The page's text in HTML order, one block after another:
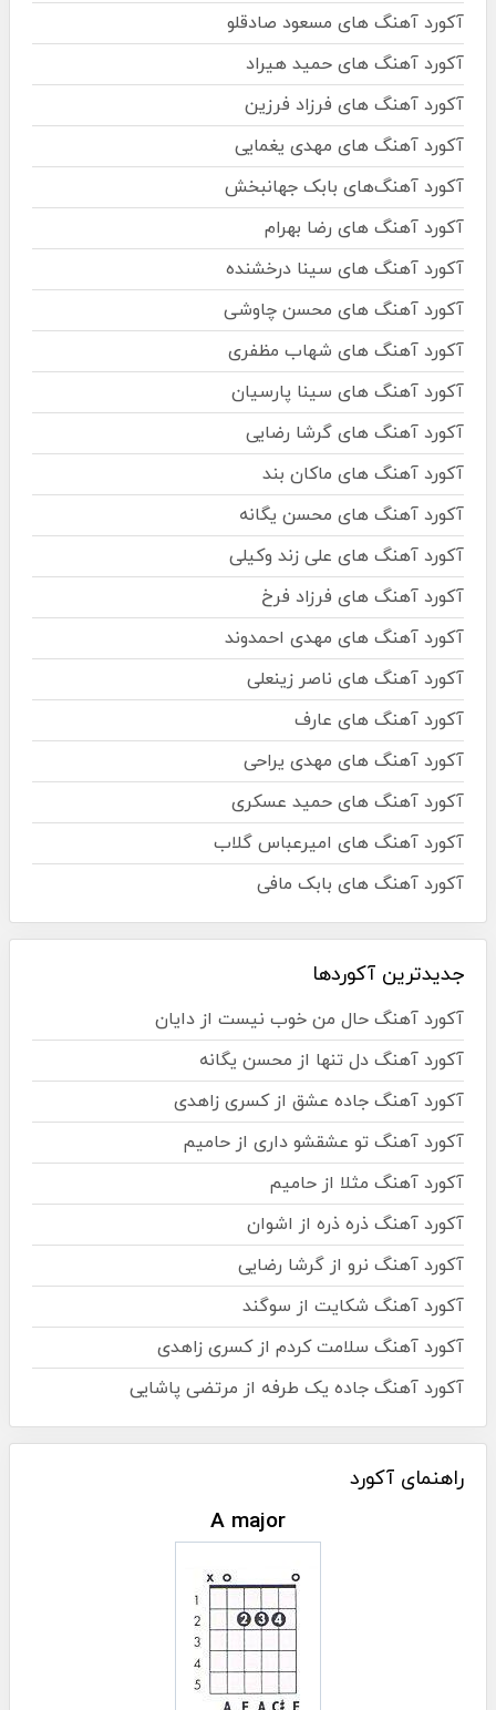
آکورد آهنگ های مسعود صادقلو
آکورد آهنگ های حمید هیراد
آکورد آهنگ های فرزاد فرزین
آکورد آهنگ های مهدی یغمایی
آکورد آهنگ‌های بابک جهانبخش
آکورد آهنگ های رضا بهرام
آکورد آهنگ های سینا درخشنده
آکورد آهنگ های محسن چاوشی
آکورد آهنگ های شهاب مظفری
آکورد آهنگ های سینا پارسیان
آکورد آهنگ های گرشا رضایی
آکورد آهنگ های ماکان بند
آکورد آهنگ های محسن یگانه
آکورد آهنگ های علی زند وکیلی
آکورد آهنگ های فرزاد فرخ
آکورد آهنگ های مهدی احمدوند
آکورد آهنگ های ناصر زینعلی
آکورد آهنگ های عارف
آکورد آهنگ های مهدی یراحی
آکورد آهنگ های حمید عسکری
آکورد آهنگ های امیرعباس گلاب
آکورد آهنگ های بابک مافی
جدیدترین آکوردها
آکورد آهنگ حال من خوب نیست از دایان
آکورد آهنگ دل تنها از محسن یگانه
آکورد آهنگ جاده عشق از کسری زاهدی
آکورد آهنگ تو عشقشو داری از حامیم
آکورد آهنگ مثلا از حامیم
آکورد آهنگ ذره ذره از اشوان
آکورد آهنگ نرو از گرشا رضایی
آکورد آهنگ شکایت از سوگند
آکورد آهنگ سلامت کردم از کسری زاهدی
آکورد آهنگ جاده یک طرفه از مرتضی پاشایی
راهنمای آکورد
A major